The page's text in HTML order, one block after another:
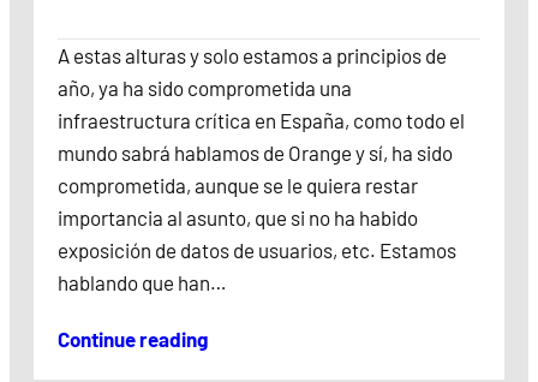
A estas alturas y solo estamos a principios de
año, ya ha sido comprometida una
infraestructura crítica en España, como todo el
mundo sabrá hablamos de Orange y sí, ha sido
comprometida, aunque se le quiera restar
importancia al asunto, que si no ha habido
exposición de datos de usuarios, etc. Estamos
hablando que han…
Continue reading